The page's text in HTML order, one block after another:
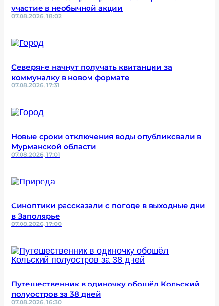
участие в необычной акции
07.08.2026, 18:02
Северяне начнут получать квитанции за
коммуналку в новом формате
07.08.2026, 17:31
Новые сроки отключения воды опубликовали в
Мурманской области
07.08.2026, 17:01
Синоптики рассказали о погоде в выходные дни
в Заполярье
07.08.2026, 17:00
Путешественник в одиночку обошёл Кольский
полуостров за 38 дней
07.08.2026, 16:30